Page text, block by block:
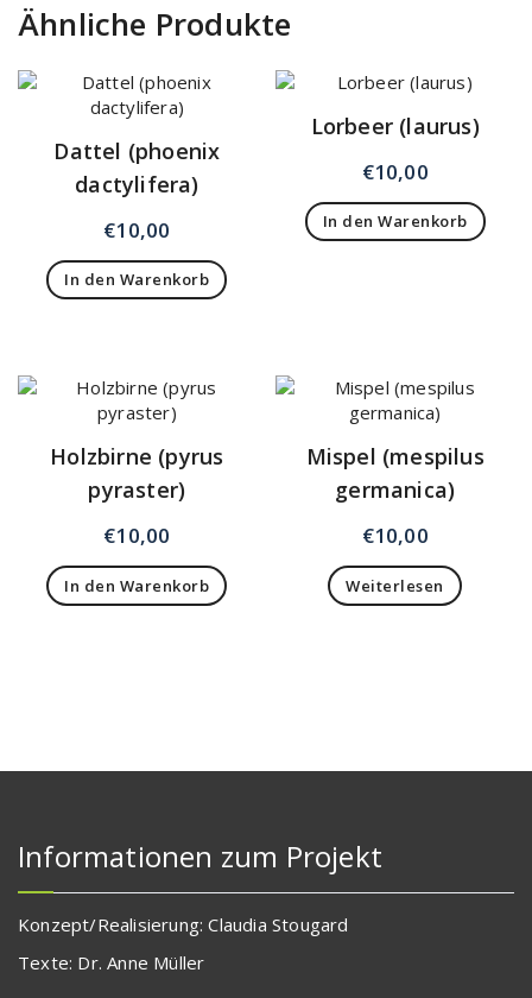
Ähnliche Produkte
Dattel (phoenix
dactylifera)
€10,00
In den Warenkorb
Lorbeer (laurus)
€10,00
In den Warenkorb
Holzbirne (pyrus
pyraster)
€10,00
In den Warenkorb
Mispel (mespilus
germanica)
€10,00
Weiterlesen
Informationen zum Projekt
Konzept/Realisierung: Claudia Stougard
Texte: Dr. Anne Müller